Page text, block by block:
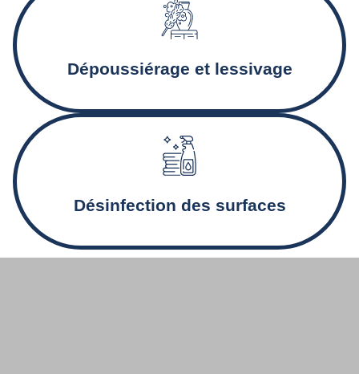
Dépoussiérage et lessivage
Nettoyage des murs, plinthes, et autres surfaces pour
Désinfection des surfaces
Désinfection des sanitaires et nettoyage en profondeur